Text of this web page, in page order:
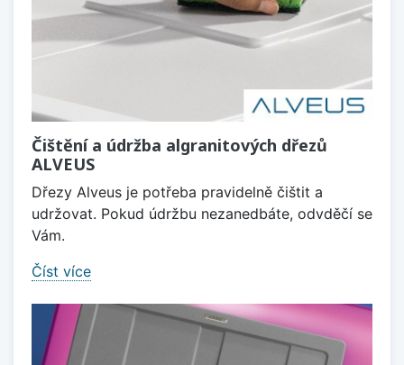
Čištění a údržba algranitových dřezů
ALVEUS
Dřezy Alveus je potřeba pravidelně čištit a
udržovat. Pokud údržbu nezanedbáte, odvděčí se
Vám.
Číst více